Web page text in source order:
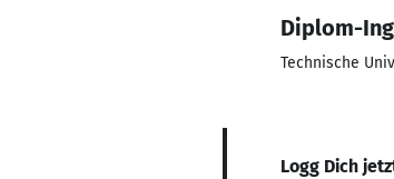
Diplom-
Technische
Logg Dich